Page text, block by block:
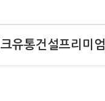
유통건설프리미엄